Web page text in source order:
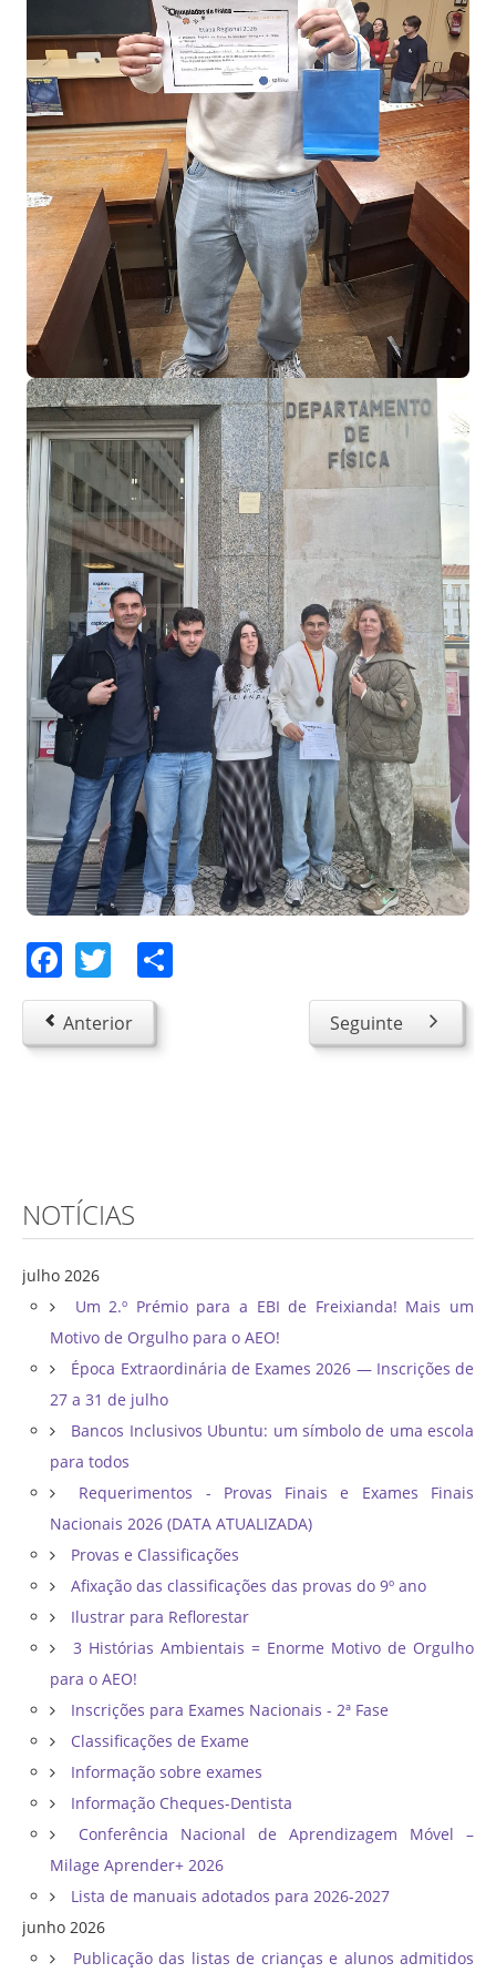
Facebook
Twitter
Anterior Seguinte
NOTÍCIAS
julho 2026
Um 2.º Prémio para a EBI de Freixianda! Mais um
Motivo de Orgulho para o AEO!
Época Extraordinária de Exames 2026 — Inscrições de
27 a 31 de julho
Bancos Inclusivos Ubuntu: um símbolo de uma escola
para todos
Requerimentos - Provas Finais e Exames Finais
Nacionais 2026 (DATA ATUALIZADA)
Provas e Classificações
Afixação das classificações das provas do 9º ano
Ilustrar para Reflorestar
3 Histórias Ambientais = Enorme Motivo de Orgulho
para o AEO!
Inscrições para Exames Nacionais - 2ª Fase
Classificações de Exame
Informação sobre exames
Informação Cheques-Dentista
Conferência Nacional de Aprendizagem Móvel –
Milage Aprender+ 2026
Lista de manuais adotados para 2026-2027
junho 2026
Publicação das listas de crianças e alunos admitidos